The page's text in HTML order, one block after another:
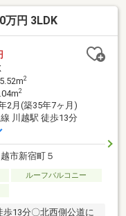
納(キッチン・洗面
イトエス・ディー川越
町店 徒歩10分(約
します ━━━━━・・・
ください。
万円 3LDK
2
2
2月(築35年7ヶ月)
川越駅 徒歩13分
市新宿町５
ルーフバルコニー
13分〇北西側公道に